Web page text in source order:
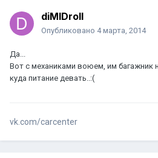
diMIDroll
Опубликовано 4 марта, 2014
Да...
Вот с механиками воюем, им багажник
куда питание девать..:(
vk.com/carcenter